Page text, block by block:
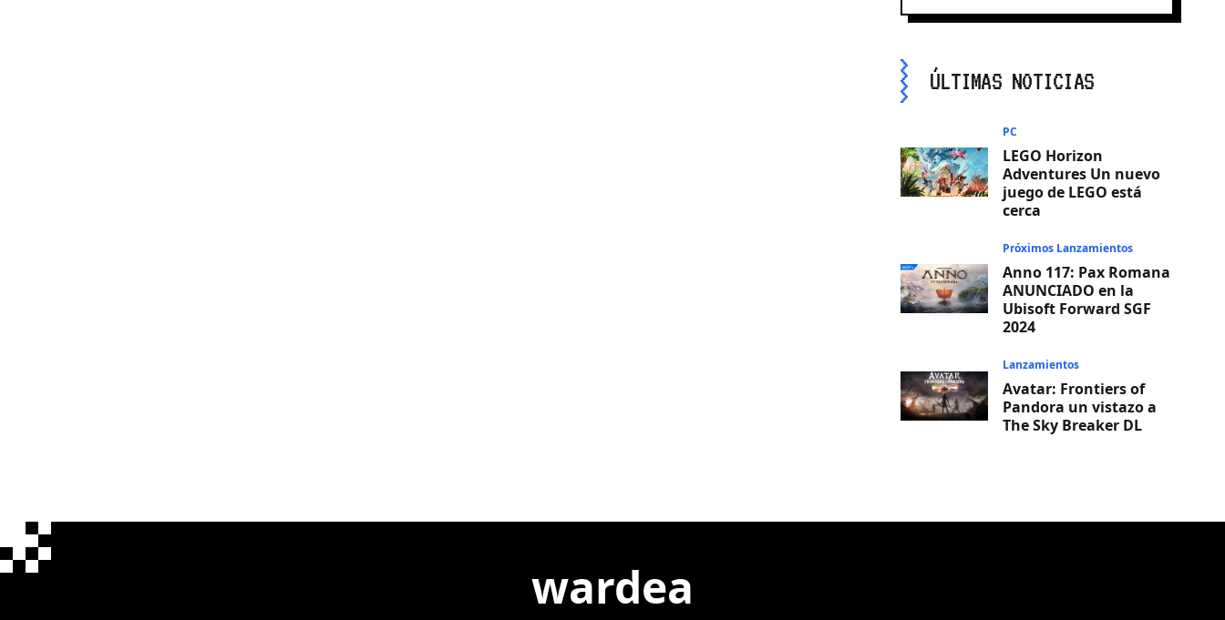
ÚLTIMAS NOTICIAS
PC
LEGO Horizon
Adventures Un nuevo
juego de LEGO está
cerca
Próximos Lanzamientos
Anno 117: Pax Romana
ANUNCIADO en la
Ubisoft Forward SGF
2024
Lanzamientos
Avatar: Frontiers of
Pandora un vistazo a
The Sky Breaker DL
wardea